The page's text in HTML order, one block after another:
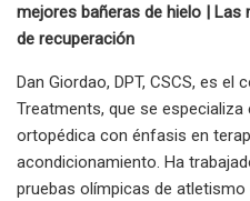
mejores bañeras de hielo |
de recuperación
Dan Giordao, DPT, CSCS, es el
Treatments, que se
ortopédica con énfasis en
acondicionamiento. Ha
pruebas olímpicas de atletismo